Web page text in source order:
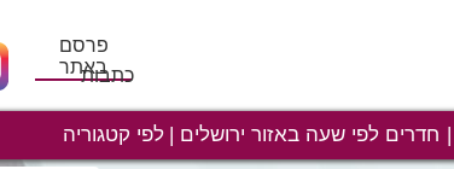
פרסם
באתרכתבות
חדרים לפי שעה באזור ירושלים לפי קטגוריה